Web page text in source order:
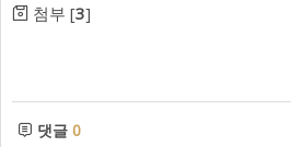
첨부 [3]
댓글 0